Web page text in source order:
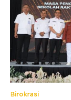
Birokrasi